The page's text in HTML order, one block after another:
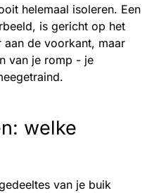
helemaal isoleren. Een
is gericht op het
de voorkant, maar
van je romp - je
welke
van je buik